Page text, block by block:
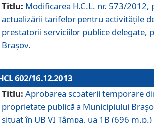
Titlu: Modificarea H.C.L. nr. 573/2012,
actualizării tarifelor pentru activităţile
prestatorii serviciilor publice delegate,
Braşov.
602/16.12.2013
Titlu: Aprobarea scoaterii temporare
proprietate publică a Municipiului
situat în UB VI Tâmpa, ua 1B (696